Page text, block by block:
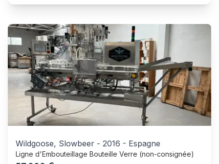
Wildgoose, Slowbeer - 2016 - Espagne
Ligne d'Embouteillage Bouteille Verre (non-consignée)